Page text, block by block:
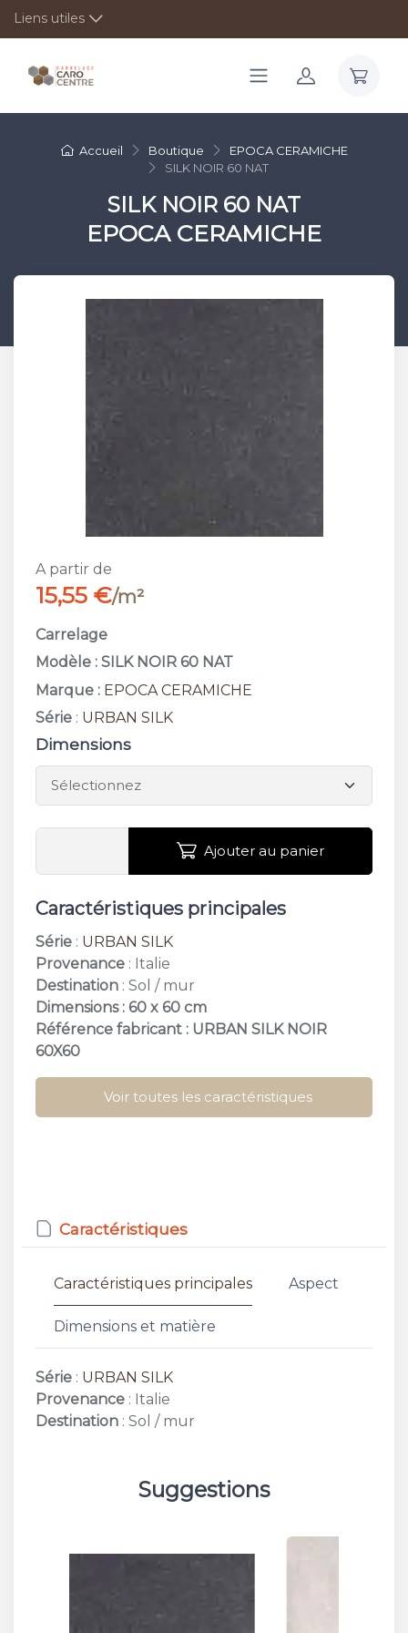
Liens utiles
Accueil Boutique
EPOCA CERAMICHE
SILK NOIR 60 NAT
SILK NOIR 60 NAT
EPOCA CERAMICHE
A partir de
15,55 €/m²
Carrelage
Modèle : SILK NOIR 60 NAT
Marque : EPOCA CERAMICHE
Série : URBAN SILK
Dimensions
Ajouter au panier
Caractéristiques principales
Série : URBAN SILK
Provenance : Italie
Destination : Sol / mur
Dimensions : 60 x 60 cm
Référence fabricant : URBAN SILK NOIR
60X60
Voir toutes les caractéristiques
Caractéristiques
Caractéristiques principales Aspect
Dimensions et matière
Série : URBAN SILK
Provenance : Italie
Destination : Sol / mur
Suggestions